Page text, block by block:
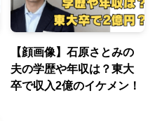
【顔画像】石原さとみの
夫の学歴や年収は？東大
卒で収入2億のイケメン！